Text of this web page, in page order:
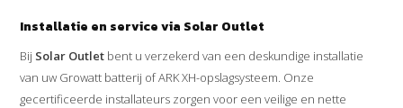
Installatie en service via Solar Outlet
Bij Solar Outlet bent u verzekerd van een deskundige installatie
van uw Growatt batterij of ARK XH-opslagsysteem. Onze
gecertificeerde installateurs zorgen voor een veilige en nette